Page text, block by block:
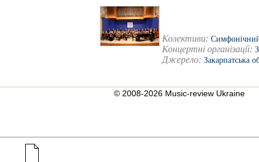
Колективи: Симфонічний
Концертні організації:
Джерело: Закарпатська
© 2008-2026 Music-review Ukraine